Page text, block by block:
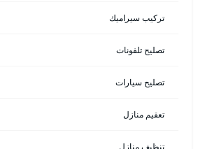
تركيب سيراميك
تصليح تلفونات
تصليح سيارات
تعقيم منازل